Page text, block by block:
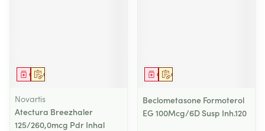
Op voorschrift
Geneesmiddel
Novartis
Atectura Breezhaler
125/260,0mcg Pdr Inhal
Op voorschrift
Geneesmiddel
Beclometasone Formoterol
EG 100Mcg/6D Susp Inh.120